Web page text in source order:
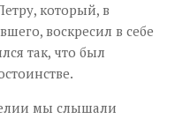
который, в
воскресил в себе
так, что был
мы слышали